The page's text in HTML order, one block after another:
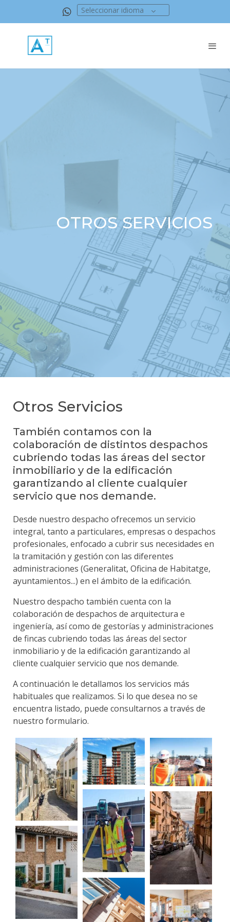
Seleccionar idioma
OTROS SERVICIOS
Otros Servicios
También contamos con la
colaboración de distintos despachos
cubriendo todas las áreas del sector
inmobiliario y de la edificación
garantizando al cliente cualquier
servicio que nos demande.
Desde nuestro despacho ofrecemos un servicio
integral, tanto a particulares, empresas o despachos
profesionales, enfocado a cubrir sus necesidades en
la tramitación y gestión con las diferentes
administraciones (Generalitat, Oficina de Habitatge,
ayuntamientos...) en el ámbito de la edificación.​
Nuestro despacho también cuenta con la
colaboración de despachos de arquitectura e
ingeniería, así como de gestorías y administraciones
de fincas cubriendo todas las áreas del sector
inmobiliario y de la edificación garantizando al
cliente cualquier servicio que nos demande.
A continuación le detallamos los servicios más
habituales que realizamos. Si lo que desea no se
encuentra listado, puede consultarnos a través de
nuestro formulario.